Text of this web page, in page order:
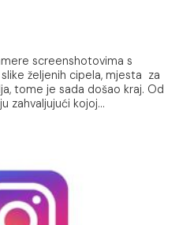
screenshotovima s
željenih cipela, mjesta za
tome je sada došao kraj. Od
zahvaljujući kojoj...